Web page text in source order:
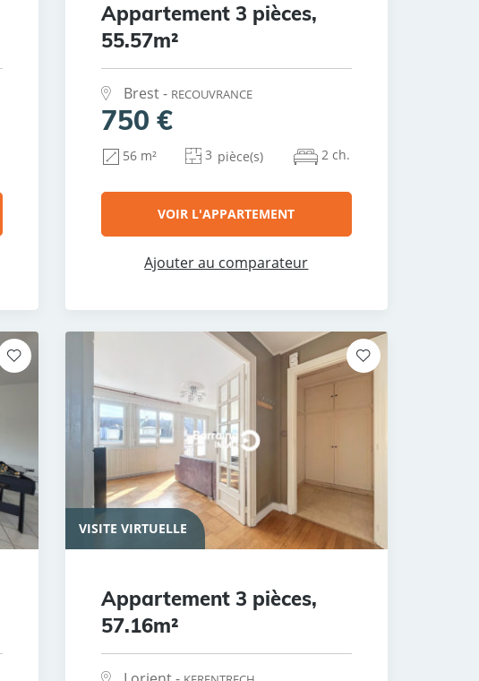
Appartement 3 pièces,
55.57m²
Brest - RECOUVRANCE
750 €
56 m² 3 pièce(s) 2 ch.
VOIR L'APPARTEMENT
Ajouter au comparateur
VISITE VIRTUELLE
Appartement 3 pièces,
57.16m²